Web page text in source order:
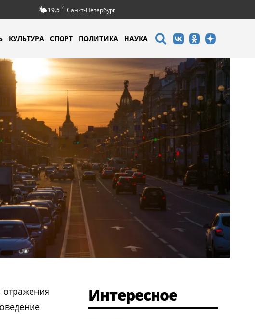
19.5 C Санкт-Петербург
КУЛЬТУРА СПОРТ ПОЛИТИКА НАУКА
Интересное